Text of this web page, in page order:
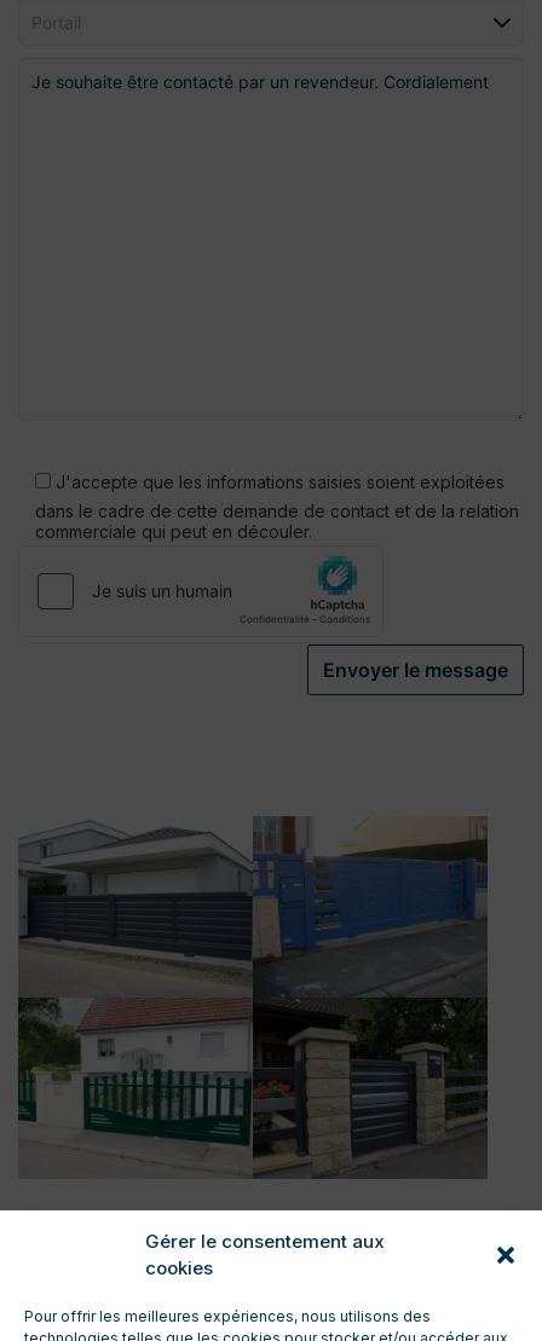
Gérer le consentement aux
cookies
Pour offrir les meilleures expériences, nous utilisons des
laisser
ce
champ
vide.
J'accepte que les informations saisies soient exploitées
dans le cadre de cette demande de contact et de la relation
commerciale qui peut en découler.